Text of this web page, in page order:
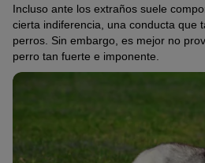
Incluso ante los extraños suele
cierta indiferencia, una conducta que
perros. Sin embargo, es mejor no
perro tan fuerte e imponente.